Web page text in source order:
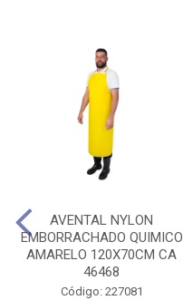
AVENTAL NYLON
EMBORRACHADO QUIMICO
AMARELO 120X70CM CA
46468
Código: 227081